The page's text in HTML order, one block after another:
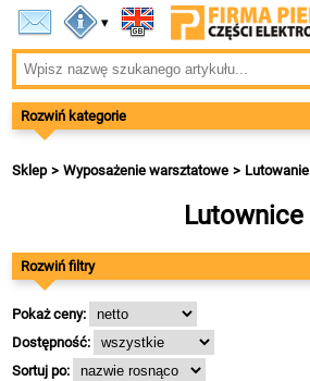
▾
Rozwiń kategorie
Sklep Wyposażenie warsztatowe Lutowanie
Lutownice
Rozwiń filtry
Pokaż ceny:
Dostępność:
Sortuj po: